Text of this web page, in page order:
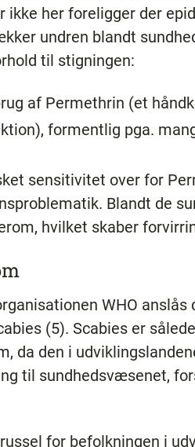
ikke her foreligger der
undren blandt
til stigningen:
af Permethrin (et
formentlig pga.
sensitivitet over for
Blandt de
hvilket skaber
WHO
(5). Scabies er
da den i
til sundhedsvæsenet,
for befolkningen i